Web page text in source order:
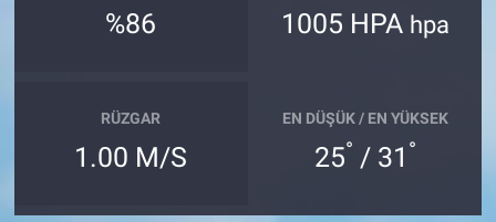
%86 1005 HPA hpa
RÜZGAR
1.00 M/S
EN DÜŞÜK / EN YÜKSEK
25° / 31 °